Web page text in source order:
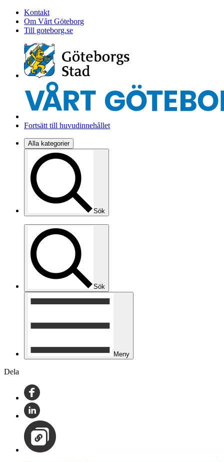
Kontakt
Om Vårt Göteborg
Till goteborg.se
Fortsätt till huvudinnehållet
Alla kategorier
Sök
Sök
Meny
Dela